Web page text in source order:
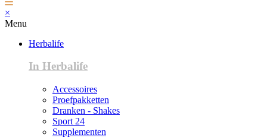
×
Menu
Herbalife
In Herbalife
Accessoires
Proefpakketten
Dranken - Shakes
Sport 24
Supplementen